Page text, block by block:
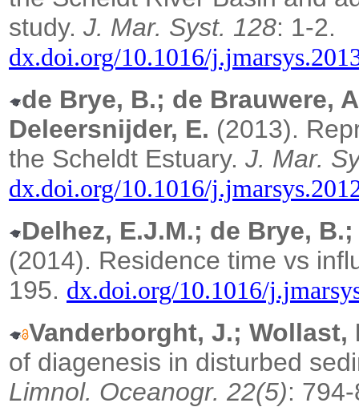
study. J. Mar. Syst. 128: 1-2.
dx.doi.org/10.1016/
de Brye, B.; de Brauwere,
Deleersnijder, E. (2013).
the Scheldt Estuary. J. Mar.
dx.doi.org/10.1016/
Delhez, E.J.M.; de Brye,
(2014). Residence time vs
195. dx.doi.org/10.1016/
Vanderborght, J.; Wollast,
of diagenesis in disturbed
Limnol. Oceanogr. 22(5):